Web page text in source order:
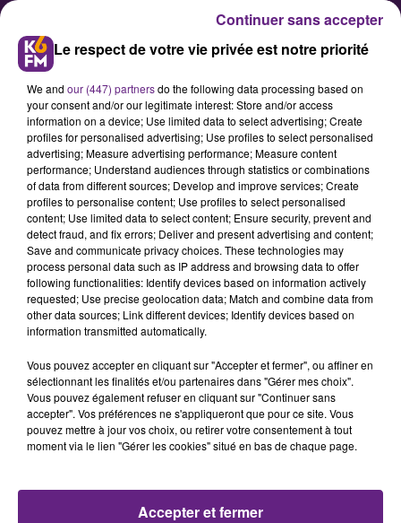
Dijon : l’École de Production
Industrie 21 ouvre ses portes au
public ce samedi 6 juin
L’École de Production Industrie 21
ouvrira ses portes au public le
samedi 6 juin à Dijon. L’occasion
personnes en reconversion de
découvrir des formations
industrielles fondées sur la
pratique et les nombreux
entreprises du territoire.
Le respect de votre vie privée est notre priorité
We and our (447) partnersdo the following data processing based on
your consent and/or our legitimate interest: Store and/or access
information on a device; Use limited data to select advertising; Create
profiles for personalised advertising; Use profiles to select personalised
advertising; Measure advertising performance; Measure content
performance; Understand audiences through statistics or combinations
of data from different sources; Develop and improve services; Create
profiles to personalise content; Use profiles to select personalised
content; Use limited data to select content; Ensure security, prevent and
detect fraud, and fix errors; Deliver and present advertising and content;
Save and communicate privacy choices. These technologies may
process personal data such as IP address and browsing data to offer
following functionalities: Identify devices based on information actively
requested; Use precise geolocation data; Match and combine data from
other data sources; Link different devices; Identify devices based on
information transmitted automatically.
Vous pouvez accepter en cliquant sur "Accepter et fermer", ou affiner en
sélectionnant les finalités et/ou partenaires dans "Gérer mes choix".
Vous pouvez également refuser en cliquant sur "Continuer sans
accepter". Vos préférences ne s'appliqueront que pour ce site. Vous
pouvez mettre à jour vos choix, ou retirer votre consentement à tout
moment via le lien "Gérer les cookies" situé en bas de chaque page.
Accepter et fermer
Continuer sans accepter